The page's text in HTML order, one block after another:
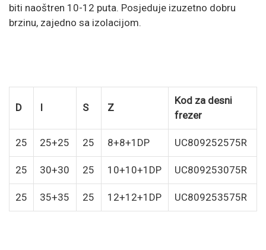
biti naoštren 10-12 puta. Posjeduje izuzetno dobru
brzinu, zajedno sa izolacijom.
D I S Z
Kod za desni
frezer
25 25+25 25 8+8+1DP UC809252575R
25 30+30 25 10+10+1DP UC809253075R
25 35+35 25 12+12+1DP UC809253575R